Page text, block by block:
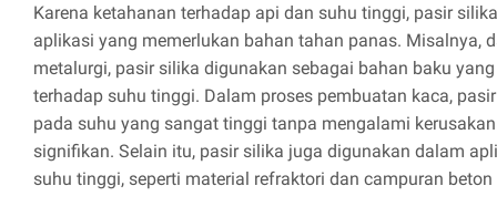
Karena ketahanan terhadap api dan suhu tinggi, pasir
aplikasi yang memerlukan bahan tahan panas. Misalnya,
metalurgi, pasir silika digunakan sebagai bahan baku
terhadap suhu tinggi. Dalam proses pembuatan kaca,
pada suhu yang sangat tinggi tanpa mengalami
signifikan. Selain itu, pasir silika juga digunakan dalam
suhu tinggi, seperti material refraktori dan campuran